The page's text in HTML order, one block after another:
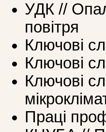
УДК //
повітря
Ключові
Ключові
Ключові
Праці